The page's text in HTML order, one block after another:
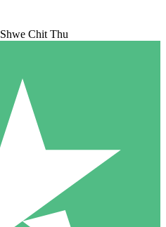
Shwe Chit Thu